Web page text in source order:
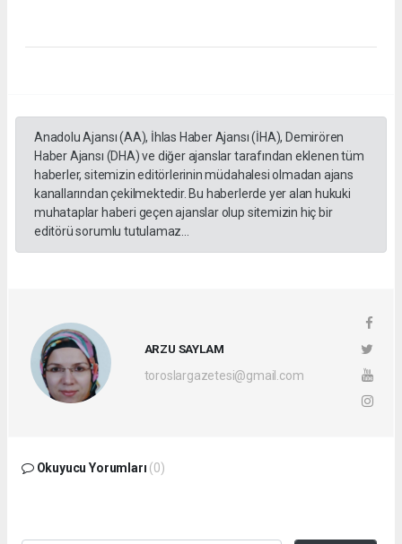
Anadolu Ajansı (AA), İhlas Haber Ajansı (İHA), Demirören
Haber Ajansı (DHA) ve diğer ajanslar tarafından eklenen tüm
haberler, sitemizin editörlerinin müdahalesi olmadan ajans
kanallarından çekilmektedir. Bu haberlerde yer alan hukuki
muhataplar haberi geçen ajanslar olup sitemizin hiç bir
editörü sorumlu tutulamaz...
ARZU SAYLAM
toroslargazetesi@gmail.com
Okuyucu Yorumları (0)